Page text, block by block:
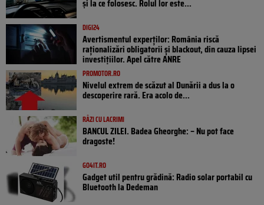
și la ce folosesc. Rolul lor este...
DIGI24
Avertismentul experților: România riscă
raționalizări obligatorii și blackout, din cauza lipsei
investițiilor. Apel către ANRE
PROMOTOR.RO
Nivelul extrem de scăzut al Dunării a dus la o
descoperire rară. Era acolo de...
RÂZI CU LACRIMI
BANCUL ZILEI. Badea Gheorghe: – Nu pot face
dragoste!
GO4IT.RO
Gadget util pentru grădină: Radio solar portabil cu
Bluetooth la Dedeman